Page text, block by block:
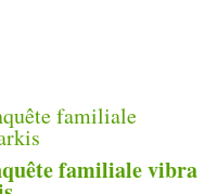
familiale vibra